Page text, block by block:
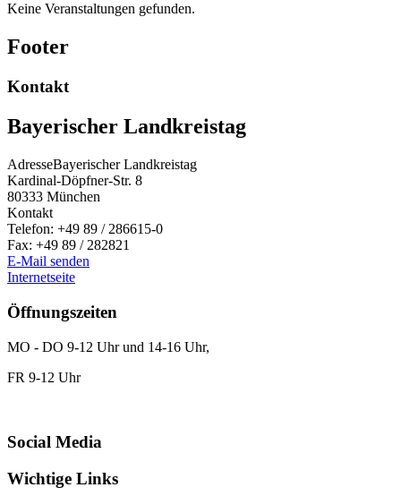
Keine Veranstaltungen gefunden.
Footer
Kontakt
Bayerischer Landkreistag
AdresseBayerischer Landkreistag
Kardinal-Döpfner-Str. 8
80333 München
Kontakt
Telefon: +49 89 / 286615-0
Fax: +49 89 / 282821
E-Mail senden
Internetseite
Öffnungszeiten
MO - DO 9-12 Uhr und 14-16 Uhr,
FR 9-12 Uhr
Social Media
Wichtige Links